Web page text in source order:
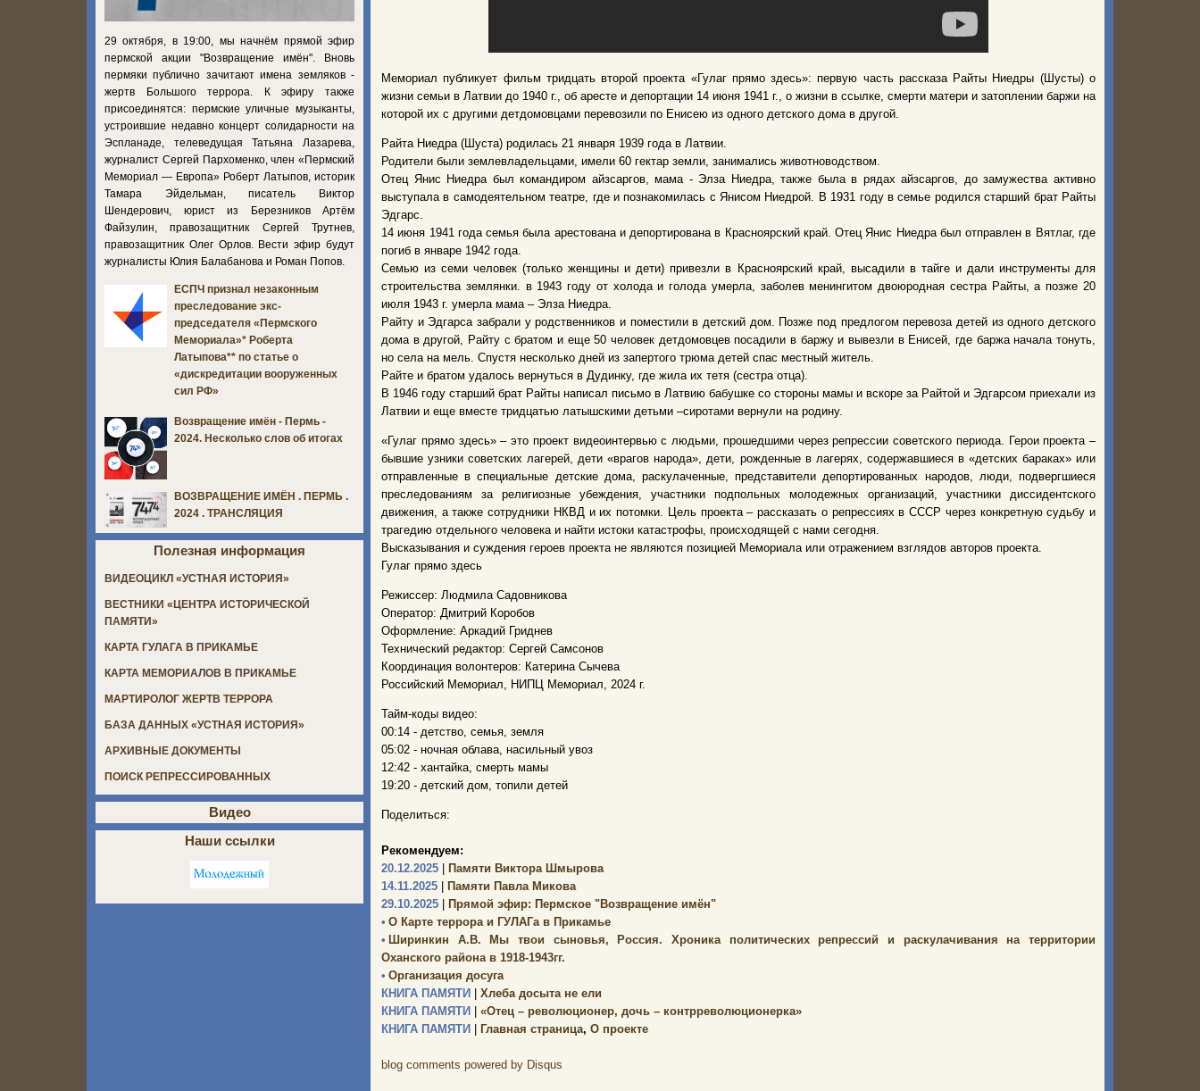
Мемориал публикует фильм тридцать второй проекта «Гулаг прямо здесь»: первую часть рассказа Райты Ниедры (Шусты) о
жизни семьи в Латвии до 1940 г., об аресте и депортации 14 июня 1941 г., о жизни в ссылке, смерти матери и затоплении баржи на
которой их с другими детдомовцами перевозили по Енисею из одного детского дома в другой.
Райта Ниедра (Шуста) родилась 21 января 1939 года в Латвии.
Родители были землевладельцами, имели 60 гектар земли, занимались животноводством.
Отец Янис Ниедра был командиром айзсаргов, мама - Элза Ниедра, также была в рядах айзсаргов, до замужества активно
выступала в самодеятельном театре, где и познакомилась с Янисом Ниедрой. В 1931 году в семье родился старший брат Райты
Эдгарс.
14 июня 1941 года семья была арестована и депортирована в Красноярский край. Отец Янис Ниедра был отправлен в Вятлаг, где
погиб в январе 1942 года.
Семью из семи человек (только женщины и дети) привезли в Красноярский край, высадили в тайге и дали инструменты для
строительства землянки. в 1943 году от холода и голода умерла, заболев менингитом двоюродная сестра Райты, а позже 20
июля 1943 г. умерла мама – Элза Ниедра.
Райту и Эдгарса забрали у родственников и поместили в детский дом. Позже под предлогом перевоза детей из одного детского
дома в другой, Райту с братом и еще 50 человек детдомовцев посадили в баржу и вывезли в Енисей, где баржа начала тонуть,
но села на мель. Спустя несколько дней из запертого трюма детей спас местный житель.
Райте и братом удалось вернуться в Дудинку, где жила их тетя (сестра отца).
В 1946 году старший брат Райты написал письмо в Латвию бабушке со стороны мамы и вскоре за Райтой и Эдгарсом приехали из
Латвии и еще вместе тридцатью латышскими детьми –сиротами вернули на родину.
«Гулаг прямо здесь» – это проект видеоинтервью с людьми, прошедшими через репрессии советского периода. Герои проекта –
бывшие узники советских лагерей, дети «врагов народа», дети, рожденные в лагерях, содержавшиеся в «детских бараках» или
отправленные в специальные детские дома, раскулаченные, представители депортированных народов, люди, подвергшиеся
преследованиям за религиозные убеждения, участники подпольных молодежных организаций, участники диссидентского
движения, а также сотрудники НКВД и их потомки. Цель проекта – рассказать о репрессиях в СССР через конкретную судьбу и
трагедию отдельного человека и найти истоки катастрофы, происходящей с нами сегодня.
Высказывания и суждения героев проекта не являются позицией Мемориала или отражением взглядов авторов проекта.
Гулаг прямо здесь
Режиссер: Людмила Садовникова
Оператор: Дмитрий Коробов
Оформление: Аркадий Гриднев
Технический редактор: Сергей Самсонов
Координация волонтеров: Катерина Сычева
Российский Мемориал, НИПЦ Мемориал, 2024 г.
Тайм-коды видео:
00:14 - детство, семья, земля
05:02 - ночная облава, насильный увоз
12:42 - хантайка, смерть мамы
19:20 - детский дом, топили детей
Поделиться:
Рекомендуем:
20.12.2025
Памяти Виктора Шмырова
14.11.2025
Памяти Павла Микова
29.10.2025
Прямой эфир: Пермское "Возвращение имён"
• О Карте террора и ГУЛАГа в Прикамье
• Ширинкин А.В. Мы твои сыновья, Россия. Хроника политических репрессий и раскулачивания на территории
Оханского района в 1918-1943гг.
• Организация досуга
КНИГА ПАМЯТИ
Хлеба досыта не ели
КНИГА ПАМЯТИ
«Отец – революционер, дочь – контрреволюционерка»
КНИГА ПАМЯТИ
Главная страница, О проекте
blog comments powered by Disqus
29 октября, в 19:00, мы начнём прямой эфир
пермской акции "Возвращение имён". Вновь
пермяки публично зачитают имена земляков -
жертв Большого террора. К эфиру также
присоединятся: пермские уличные музыканты,
устроившие недавно концерт солидарности на
Эспланаде, телеведущая Татьяна Лазарева,
журналист Сергей Пархоменко, член «Пермский
Мемориал — Европа» Роберт Латыпов, историк
Тамара Эйдельман, писатель Виктор
Шендерович, юрист из Березников Артём
Файзулин, правозащитник Сергей Трутнев,
правозащитник Олег Орлов. Вести эфир будут
журналисты Юлия Балабанова и Роман Попов.
ЕСПЧ признал незаконным
преследование экс-
председателя «Пермского
Мемориала»* Роберта
Латыпова** по статье о
«дискредитации вооруженных
сил РФ»
Возвращение имён - Пермь -
2024. Несколько слов об итогах
ВОЗВРАЩЕНИЕ ИМЁН . ПЕРМЬ .
2024 . ТРАНСЛЯЦИЯ
Полезная информация
ВИДЕОЦИКЛ «УСТНАЯ ИСТОРИЯ»
ВЕСТНИКИ «ЦЕНТРА ИСТОРИЧЕСКОЙ
ПАМЯТИ»
КАРТА ГУЛАГА В ПРИКАМЬЕ
КАРТА МЕМОРИАЛОВ В ПРИКАМЬЕ
МАРТИРОЛОГ ЖЕРТВ ТЕРРОРА
БАЗА ДАННЫХ «УСТНАЯ ИСТОРИЯ»
АРХИВНЫЕ ДОКУМЕНТЫ
ПОИСК РЕПРЕССИРОВАННЫХ
Видео
Наши ссылки